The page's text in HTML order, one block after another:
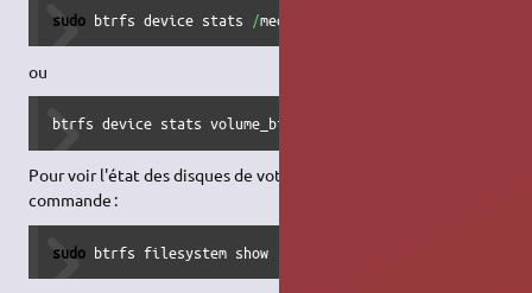
sudo btrfs device stats /media
ou
btrfs device stats volume_btrfs
Pour voir l'état des disques de votre RAID BTRFS passez par la
commande :
sudo btrfs filesystem show